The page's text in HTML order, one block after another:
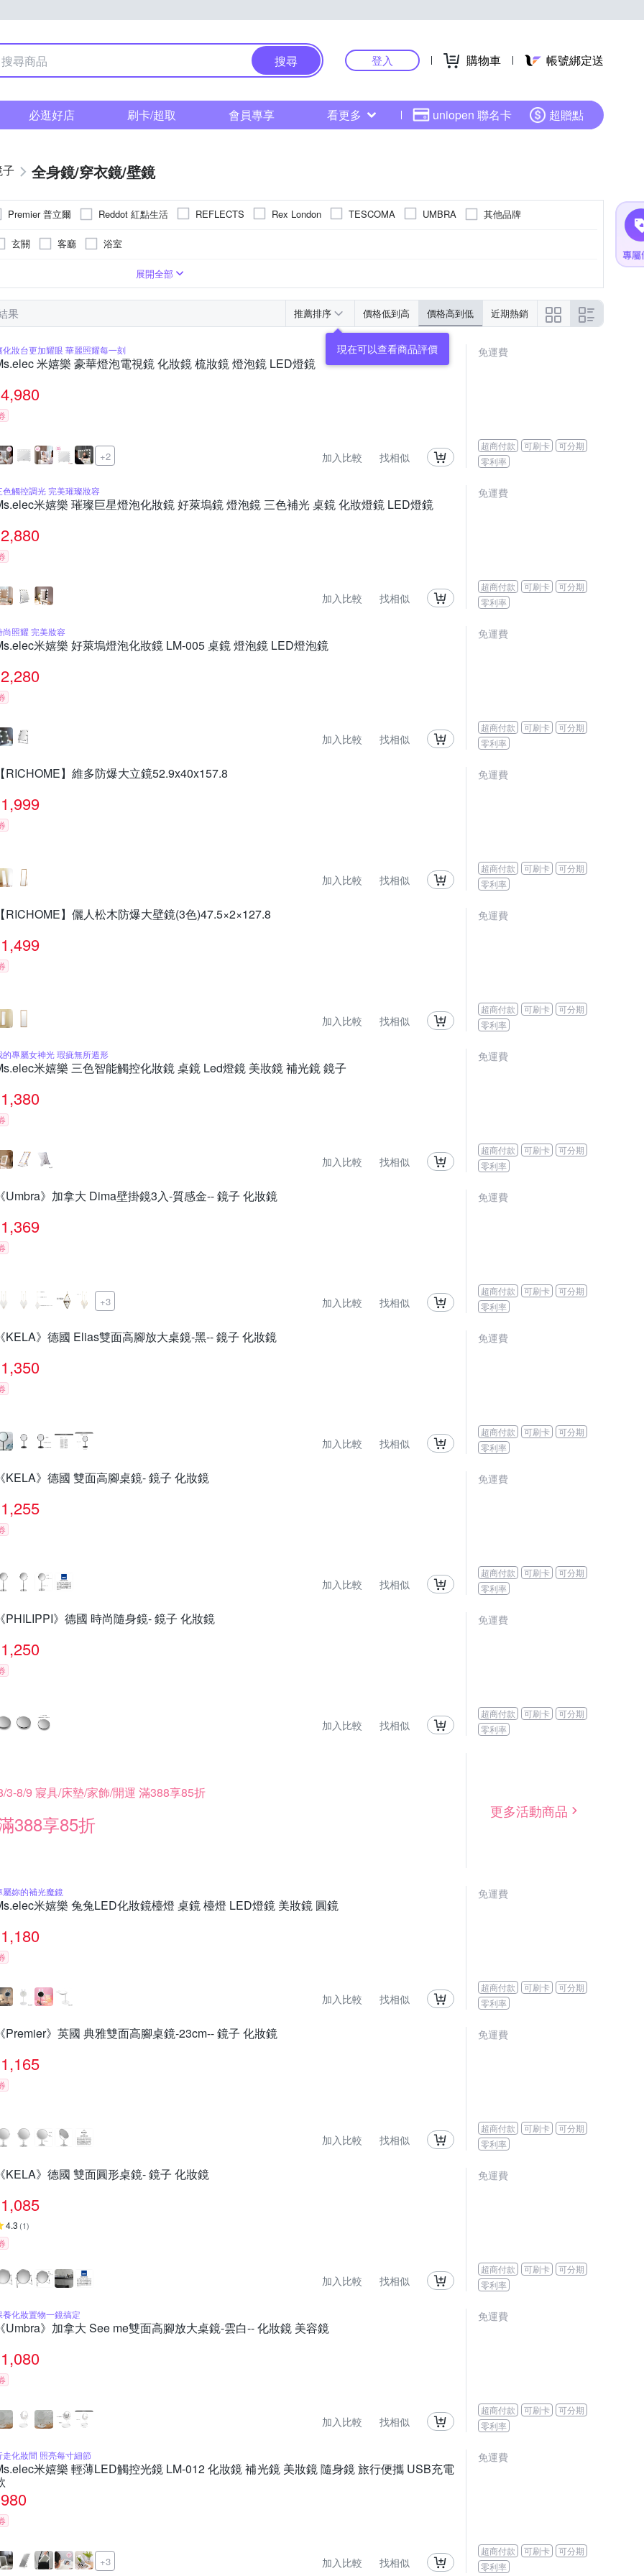
搜尋 登入 購物車 帳號綁定送
必逛好店 刷卡/超取 會員專享 看更多 uniopen 聯名卡 超贈點
全身鏡/穿衣鏡/壁鏡
Premier 普立爾 Reddot 紅點生活 REFLECTS Rex London TESCOMA UMBRA 其他品牌
玄關 客廳
浴室
展開全部
果 推薦排序 價格低到高 價格高到低 近期熱銷
化妝台更加耀眼 華麗照耀每一刻
米嬉樂 豪華燈泡電視鏡 化妝鏡 梳妝鏡 燈泡鏡 LED燈鏡
4,980
+2 加入比較 找相似
免運費
超商付款 可刷卡
可分期
零利率
色觸控調光 完美璀璨妝容
米嬉樂 璀璨巨星燈泡化妝鏡 好萊塢鏡 燈泡鏡 三色補光 桌鏡 化妝燈鏡 LED燈鏡
2,880
加入比較 找相似
免運費
超商付款 可刷卡
可分期
零利率
尚照耀 完美妝容
米嬉樂 好萊塢燈泡化妝鏡 LM-005 桌鏡 燈泡鏡 LED燈泡鏡
2,280
加入比較 找相似
免運費
超商付款 可刷卡
可分期
零利率
RICHOME】維多防爆大立鏡52.9x40x157.8
1,999
加入比較 找相似
免運費
超商付款 可刷卡
可分期
零利率
RICHOME】儷人松木防爆大壁鏡(3色)47.5×2×127.8
1,499
加入比較 找相似
免運費
超商付款 可刷卡
可分期
零利率
的專屬女神光 瑕疵無所遁形
米嬉樂 三色智能觸控化妝鏡 桌鏡 Led燈鏡 美妝鏡 補光鏡 鏡子
1,380
加入比較 找相似
免運費
超商付款 可刷卡
可分期
零利率
Umbra》加拿大 Dima壁掛鏡3入-質感金-- 鏡子 化妝鏡
1,369
+3 加入比較 找相似
免運費
超商付款 可刷卡
可分期
零利率
KELA》德國 Elias雙面高腳放大桌鏡-黑-- 鏡子 化妝鏡
1,350
加入比較 找相似
免運費
超商付款 可刷卡
可分期
零利率
KELA》德國 雙面高腳桌鏡- 鏡子 化妝鏡
1,255
加入比較 找相似
免運費
超商付款 可刷卡
可分期
零利率
PHILIPPI》德國 時尚隨身鏡- 鏡子 化妝鏡
1,250
加入比較 找相似
免運費
超商付款 可刷卡
可分期
零利率
3-8/9 寢具/床墊/家飾/開運 滿388享85折
388享85折
更多活動商品
屬妳的補光魔鏡
米嬉樂 兔兔LED化妝鏡檯燈 桌鏡 檯燈 LED燈鏡 美妝鏡 圓鏡
1,180
加入比較 找相似
免運費
超商付款 可刷卡
可分期
零利率
Premier》英國 典雅雙面高腳桌鏡-23cm-- 鏡子 化妝鏡
1,165
加入比較 找相似
免運費
超商付款 可刷卡
可分期
零利率
KELA》德國 雙面圓形桌鏡- 鏡子 化妝鏡
1,085
4.3 (1)
加入比較 找相似
免運費
超商付款 可刷卡
可分期
零利率
養化妝置物一鏡搞定
Umbra》加拿大 See me雙面高腳放大桌鏡-雲白-- 化妝鏡 美容鏡
1,080
加入比較 找相似
免運費
超商付款 可刷卡
可分期
零利率
走化妝間 照亮每寸細節
米嬉樂 輕薄LED觸控光鏡 LM-012 化妝鏡 補光鏡 美妝鏡 隨身鏡 旅行便攜 USB充電
980
+3 加入比較 找相似
免運費
超商付款 可刷卡
可分期
零利率